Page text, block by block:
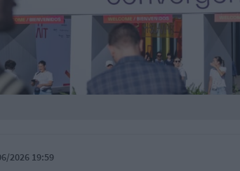
2026 19:59